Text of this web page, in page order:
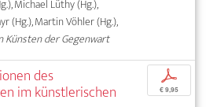
Michael Lüthy (Hg.),
(Hg.), Martin Vöhler (Hg.),
Künsten der Gegenwart
des
im künstlerischen
p
€ 9,95